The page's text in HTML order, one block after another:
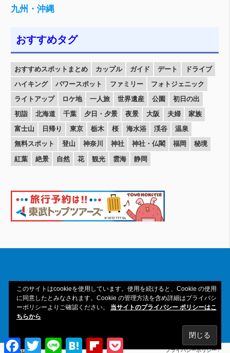
九州・沖縄
おすすめタグ
おすすめスポットまとめ カップル ガイド デート
ドライブ
ハイキング
パワースポット ファミリー
フォトジェニック
ライトアップ
ロケ地 一人旅 世界遺産 公園
初日の出
初詣
北海道 千葉 夕日・夕景 夜景 大阪 夫婦
家族
富士山
日帰り 東京 栃木 桜 海水浴 渓谷
温泉
無料スポット
登山 神奈川 神社 神社・仏閣 福岡
秘境
紅葉
絶景 自然 花 観光 雲海 静岡
Copyright© 2016-2026amAtavi All Rights
Reserved.
Facebook
TwitterLine HatenaFlipboard
amAtavi プライバシーポリシー/
このサイトはcookieを使用しています。使用を続けると、Cookie の使用
に同意したとみなされます。Cookie の管理方法を含め詳細はプライバシ
ーポリシーよりご確認ください。 当サイトのプライバシー ポリシーはこ
ちらから